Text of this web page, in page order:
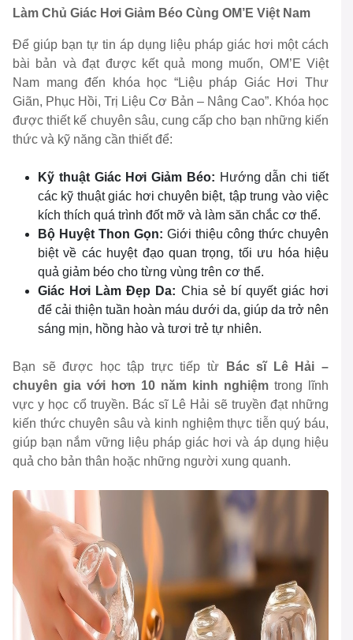
Làm Chủ Giác Hơi Giảm Béo Cùng OM’E Việt Nam
Để giúp bạn tự tin áp dụng liệu pháp giác hơi một cách
bài bản và đạt được kết quả mong muốn, OM’E Việt
Nam mang đến khóa học “Liệu pháp Giác Hơi Thư
Giãn, Phục Hồi, Trị Liệu Cơ Bản – Nâng Cao”. Khóa học
được thiết kế chuyên sâu, cung cấp cho bạn những kiến
thức và kỹ năng cần thiết để:
Kỹ thuật Giác Hơi Giảm Béo: Hướng dẫn chi tiết
các kỹ thuật giác hơi chuyên biệt, tập trung vào việc
kích thích quá trình đốt mỡ và làm săn chắc cơ thể.
Bộ Huyệt Thon Gọn: Giới thiệu công thức chuyên
biệt về các huyệt đạo quan trọng, tối ưu hóa hiệu
quả giảm béo cho từng vùng trên cơ thể.
Giác Hơi Làm Đẹp Da: Chia sẻ bí quyết giác hơi
để cải thiện tuần hoàn máu dưới da, giúp da trở nên
sáng mịn, hồng hào và tươi trẻ tự nhiên.
Bạn sẽ được học tập trực tiếp từ
Bác sĩ Lê Hải –
chuyên gia với hơn 10 năm kinh nghiệm trong lĩnh
vực y học cổ truyền. Bác sĩ Lê Hải sẽ truyền đạt những
kiến thức chuyên sâu và kinh nghiệm thực tiễn quý báu,
giúp bạn nắm vững liệu pháp giác hơi và áp dụng hiệu
quả cho bản thân hoặc những người xung quanh.